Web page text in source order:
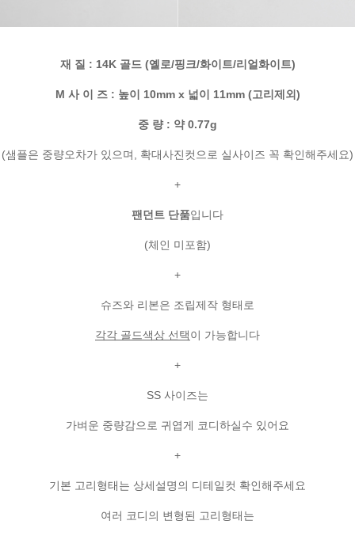
재 질 : 14K 골드 (옐로/핑크/화이트/리얼화이트)
M 사 이 즈 : 높이 10mm x 넓이 11mm (고리제외)
중 량 : 약 0.77g
(샘플은 중량오차가 있으며, 확대사진컷으로 실사이즈 꼭 확인해주세요)
+
팬던트 단품입니다
(체인 미포함)
+
슈즈와 리본은 조립제작 형태로
각각 골드색상 선택이 가능합니다
+
SS 사이즈는
가벼운 중량감으로 귀엽게 코디하실수 있어요
+
기본 고리형태는 상세설명의 디테일컷 확인해주세요
여러 코디의 변형된 고리형태는